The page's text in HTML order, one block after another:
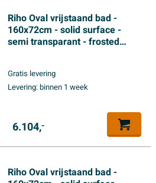
Riho Oval vrijstaand bad -
160x72cm - solid surface -
semi transparant - frosted
Gratis levering
Levering:binnen 1 week
6.104,-
Riho Oval vrijstaand bad -